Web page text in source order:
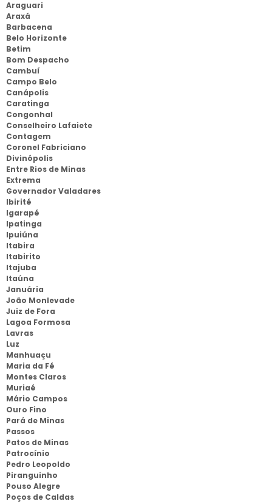
Araguari
Araxá
Barbacena
Belo Horizonte
Betim
Bom Despacho
Cambuí
Campo Belo
Canápolis
Caratinga
Congonhal
Conselheiro Lafaiete
Contagem
Coronel Fabriciano
Divinópolis
Entre Rios de Minas
Extrema
Governador Valadares
Ibirité
Igarapé
Ipatinga
Ipuiúna
Itabira
Itabirito
Itajuba
Itaúna
Januária
João Monlevade
Juiz de Fora
Lagoa Formosa
Lavras
Luz
Manhuaçu
Maria da Fé
Montes Claros
Muriaé
Mário Campos
Ouro Fino
Pará de Minas
Passos
Patos de Minas
Patrocínio
Pedro Leopoldo
Piranguinho
Pouso Alegre
Poços de Caldas